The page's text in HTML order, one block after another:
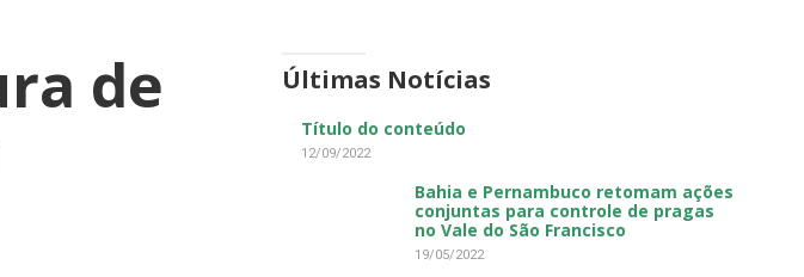
de
Últimas Notícias
Título do conteúdo
12/09/2022
Bahia e Pernambuco retomam ações
conjuntas para controle de pragas
no Vale do São Francisco
19/05/2022